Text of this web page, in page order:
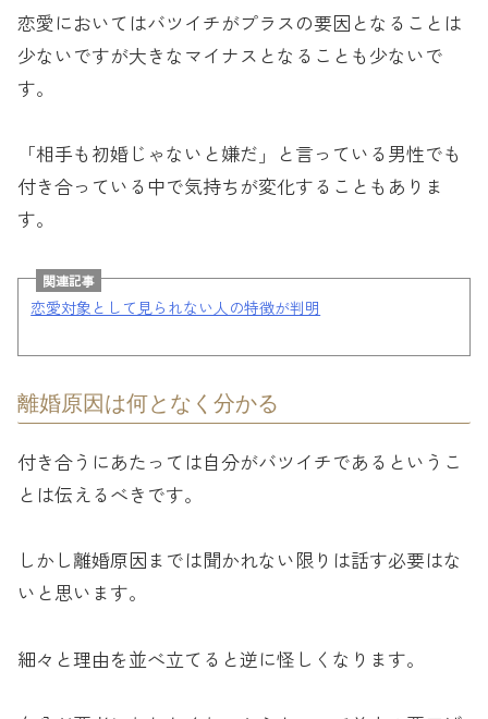
恋愛においてはバツイチがプラスの要因となることは
少ないですが大きなマイナスとなることも少ないで
す。
「相手も初婚じゃないと嫌だ」と言っている男性でも
付き合っている中で気持ちが変化することもありま
す。
関連記事
恋愛対象として見られない人の特徴が判明
離婚原因は何となく分かる
付き合うにあたっては自分がバツイチであるというこ
とは伝えるべきです。
しかし離婚原因までは聞かれない限りは話す必要はな
いと思います。
細々と理由を並べ立てると逆に怪しくなります。